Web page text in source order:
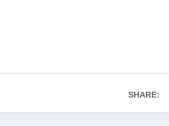
SHARE: